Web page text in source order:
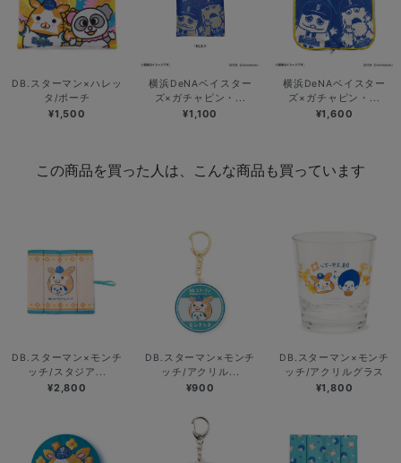
DB.スターマン×ハレッ
タ/ポーチ
¥1,500
横浜DeNAベイスター
ズ×ガチャピン・...
¥1,100
横浜DeNAベイスター
ズ×ガチャピン・...
¥1,600
この商品を買った人は、こんな商品も買っています
DB.スターマン×モンチ
ッチ/スタジア...
¥2,800
DB.スターマン×モンチ
ッチ/アクリル...
¥900
DB.スターマン×モンチ
ッチ/アクリルグラス
¥1,800